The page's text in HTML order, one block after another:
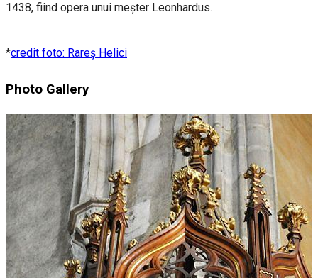
1438, fiind opera unui meşter Leonhardus.
*credit foto: Rareș Helici
Photo Gallery